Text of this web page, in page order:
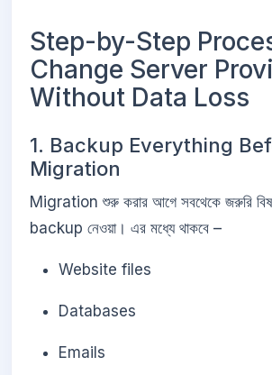
Step-by-Step
Change Server
Without Data Loss
1. Backup Everything
Migration
Migration শুরু করার আগে সবথেকে জরুরি
backup নেওয়া। এর মধ্যে থাকবে –
Website files
Databases
Emails